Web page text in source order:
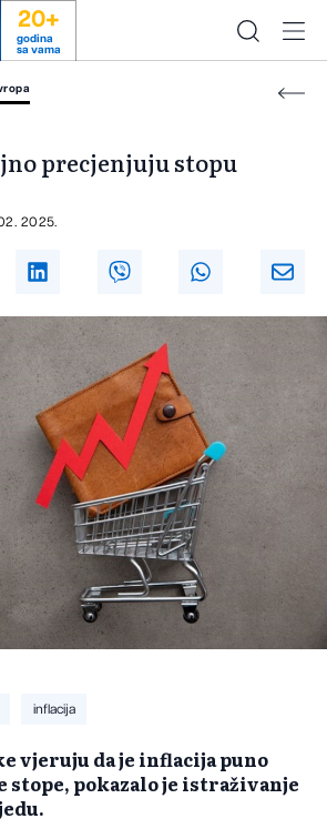
20+
godina
sa vama
precjenjuju stopu
2025.
inflacija
vjeruju da je inflacija puno
stope, pokazalo je istraživanje